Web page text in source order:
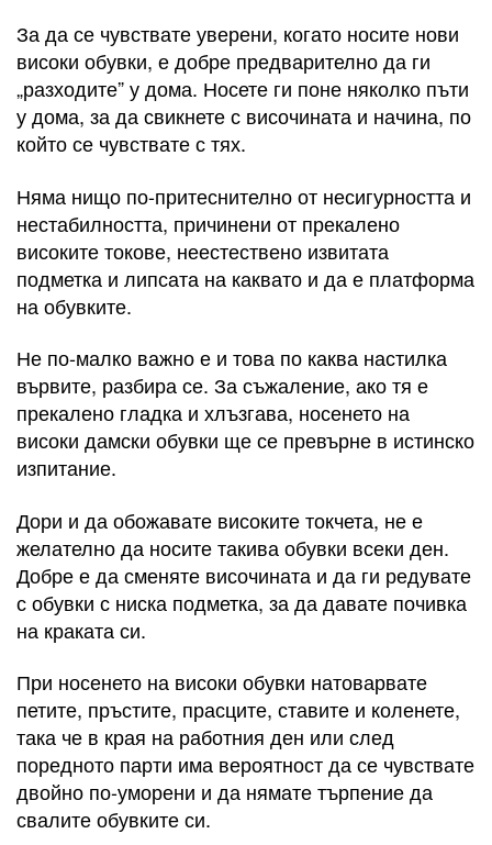
За да се чувствате уверени, когато носите нови
високи обувки, е добре предварително да ги
„разходите” у дома. Носете ги поне няколко пъти
у дома, за да свикнете с височината и начина, по
който се чувствате с тях.
Няма нищо по-притеснително от несигурността и
нестабилността, причинени от прекалено
високите токове, неестествено извитата
подметка и липсата на каквато и да е платформа
на обувките.
Не по-малко важно е и това по каква настилка
вървите, разбира се. За съжаление, ако тя е
прекалено гладка и хлъзгава, носенето на
високи дамски обувки ще се превърне в истинско
изпитание.
Дори и да обожавате високите токчета, не е
желателно да носите такива обувки всеки ден.
Добре е да сменяте височината и да ги редувате
с обувки с ниска подметка, за да давате почивка
на краката си.
При носенето на високи обувки натоварвате
петите, пръстите, прасците, ставите и коленете,
така че в края на работния ден или след
поредното парти има вероятност да се чувствате
двойно по-уморени и да нямате търпение да
свалите обувките си.